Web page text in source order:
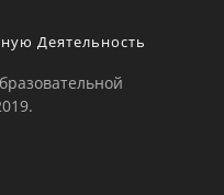
Деятельность